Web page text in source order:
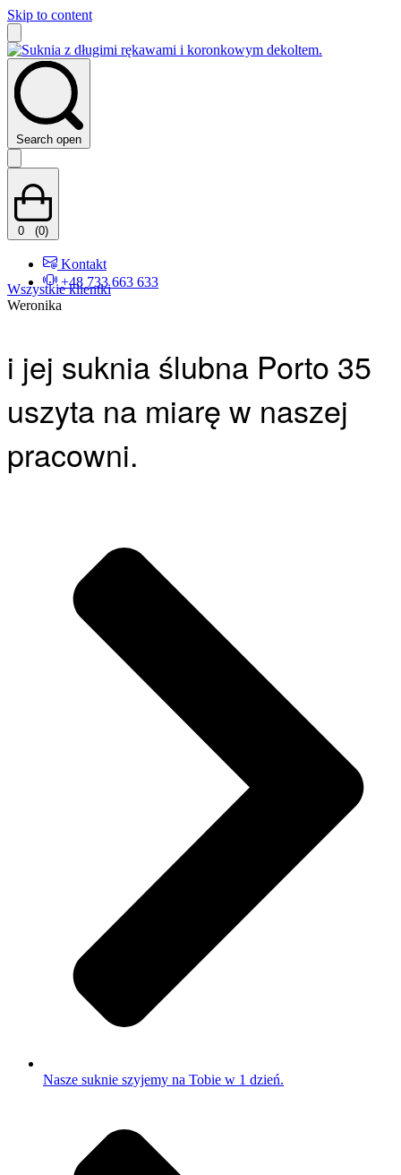
Skip to content
Search open
0 (0)
Kontakt
+48 733 663 633
Wszystkie klientki
Weronika
i jej suknia ślubna Porto 35
uszyta na miarę w naszej
pracowni.
Nasze suknie szyjemy na Tobie w 1 dzień.